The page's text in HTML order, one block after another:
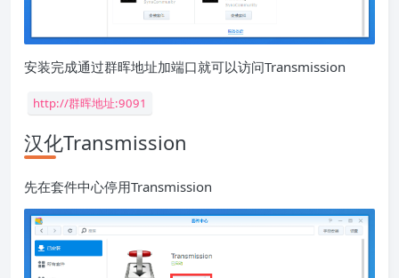
安装完成通过群晖地址加端口就可以访问Transmission
http://群晖地址:9091
汉化Transmission
先在套件中心停用Transmission